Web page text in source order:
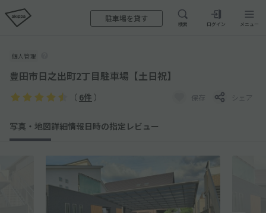
駐車場を貸す
検索 ログイン メニュー
個人管理
豊田市日之出町2丁目駐車場【土日祝】
（ 6件 ） 保存 シェア
写真・地図詳細情報日時の指定 レビュー